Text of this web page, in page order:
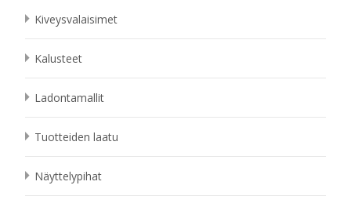
Kiveysvalaisimet
Kalusteet
Ladontamallit
Tuotteiden laatu
Näyttelypihat